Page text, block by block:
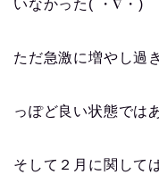
いなかった( ・∇・)
ただ急激に増やし過
っぽど良い状態では
そして２月に関して